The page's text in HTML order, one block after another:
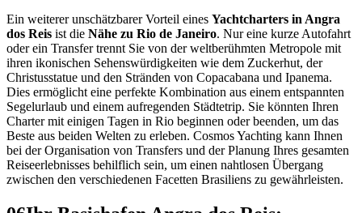
Ein weiterer unschätzbarer Vorteil eines Yachtcharters in Angra
dos Reis ist die Nähe zu Rio de Janeiro. Nur eine kurze Autofahrt
oder ein Transfer trennt Sie von der weltberühmten Metropole mit
ihren ikonischen Sehenswürdigkeiten wie dem Zuckerhut, der
Christusstatue und den Stränden von Copacabana und Ipanema.
Dies ermöglicht eine perfekte Kombination aus einem entspannten
Segelurlaub und einem aufregenden Städtetrip. Sie könnten Ihren
Charter mit einigen Tagen in Rio beginnen oder beenden, um das
Beste aus beiden Welten zu erleben. Cosmos Yachting kann Ihnen
bei der Organisation von Transfers und der Planung Ihres gesamten
Reiseerlebnisses behilflich sein, um einen nahtlosen Übergang
zwischen den verschiedenen Facetten Brasiliens zu gewährleisten.